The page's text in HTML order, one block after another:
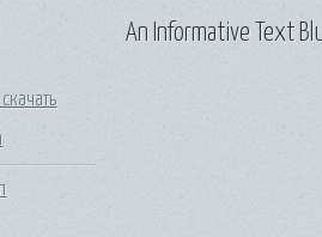
An Informative Text